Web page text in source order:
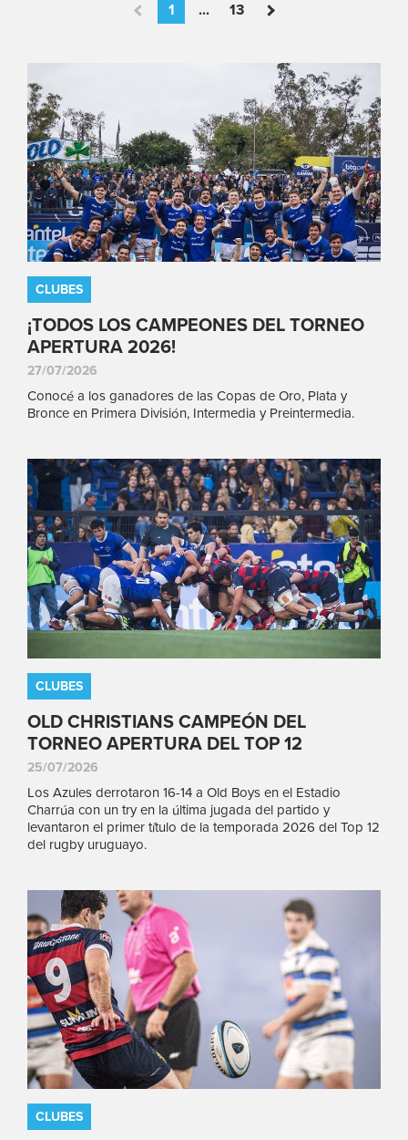
1 ... 13
CLUBES
¡TODOS LOS CAMPEONES DEL TORNEO
APERTURA 2026!
27/07/2026
Conocé a los ganadores de las Copas de Oro, Plata y
Bronce en Primera División, Intermedia y Preintermedia.
CLUBES
OLD CHRISTIANS CAMPEÓN DEL
TORNEO APERTURA DEL TOP 12
25/07/2026
Los Azules derrotaron 16-14 a Old Boys en el Estadio
Charrúa con un try en la última jugada del partido y
levantaron el primer título de la temporada 2026 del Top 12
del rugby uruguayo.
CLUBES